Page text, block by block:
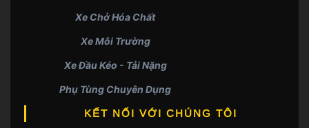
Xe Chở Hóa Chất
Xe Môi Trường
Xe Đầu Kéo - Tải Nặng
Phụ Tùng Chuyên Dụng
KẾT NỐI VỚI CHÚNG TÔI